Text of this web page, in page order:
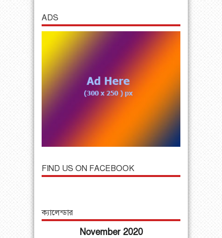
ADS
FIND US ON FACEBOOK
ক্যালেন্ডার
November 2020